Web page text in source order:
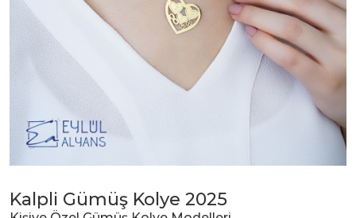
Kalpli Gümüş Kolye 2025